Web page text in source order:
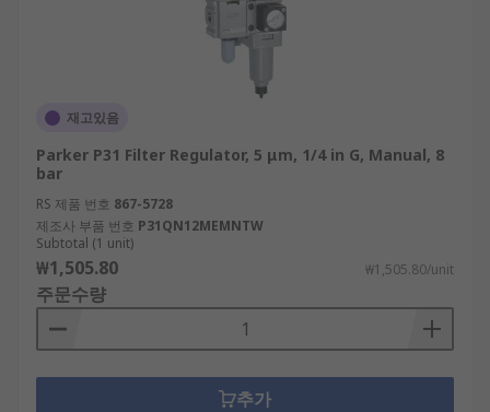
재고있음
Parker P31 Filter Regulator, 5 μm, 1/4 in G, Manual, 8
bar
RS 제품 번호 867-5728
제조사 부품 번호 P31QN12MEMNTW
Subtotal (1 unit)
₩1,505.80 ₩1,505.80/unit
주문수량
추가